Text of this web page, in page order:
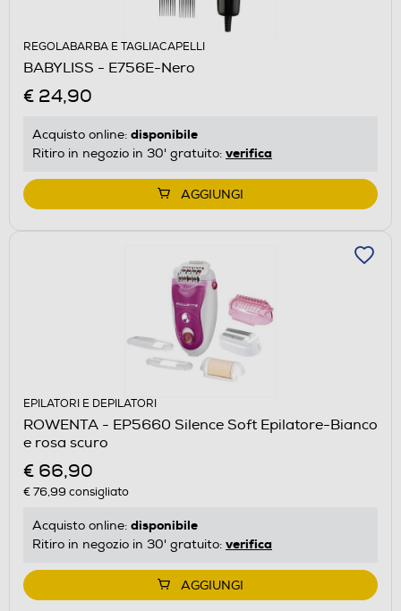
REGOLABARBA E TAGLIACAPELLI
BABYLISS - E756E-Nero
€ 24,90
Acquisto online: disponibile
Ritiro in negozio in 30' gratuito: verifica
AGGIUNGI
EPILATORI E DEPILATORI
ROWENTA - EP5660 Silence Soft Epilatore-Bianco
e rosa scuro
€ 66,90
€ 76,99 consigliato
Acquisto online: disponibile
Ritiro in negozio in 30' gratuito: verifica
AGGIUNGI